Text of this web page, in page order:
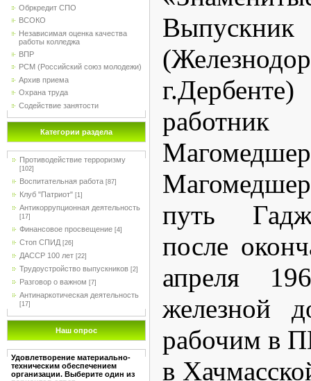
Обркредит СПО
ВСОКО
Независимая оценка качества
работы колледжа
ВПР
РСМ (Российский союз молодежи)
Архив приема
Охрана труда
Содействие занятости
Категории раздела
Противодействие терроризму
[102]
Воспитательная работа [87]
Клуб "Патриот" [1]
Антикоррупционная деятельность
[17]
Финансовое просвещение [4]
Стоп СПИД [26]
ДАССР 100 лет [22]
Трудоустройство выпускников [2]
Разговор о важном [7]
Антинаркотическая деятельность
[17]
Наш опрос
Удовлетворение материально-
техническим обеспечением
организации. Выберите один из
путь
после
апреля
железной
рабочим в
в